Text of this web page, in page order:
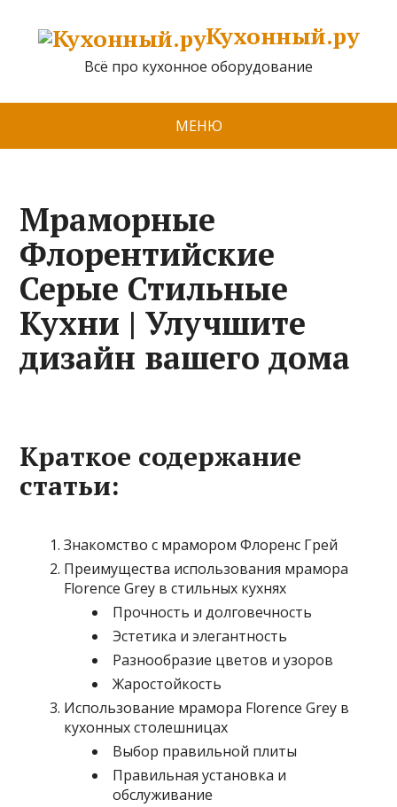
Кухонный.ру
Всё про кухонное оборудование
МЕНЮ
Мраморные
Флорентийские
Серые Стильные
Кухни | Улучшите
дизайн вашего дома
Краткое содержание
статьи:
Знакомство с мрамором Флоренс Грей
Преимущества использования мрамора
Florence Grey в стильных кухнях
Прочность и долговечность
Эстетика и элегантность
Разнообразие цветов и узоров
Жаростойкость
Использование мрамора Florence Grey в
кухонных столешницах
Выбор правильной плиты
Правильная установка и
обслуживание